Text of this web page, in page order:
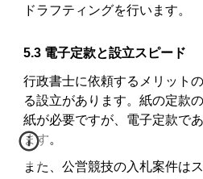
ドラフティングを行います。
5.3 電子定款と設立スピード
行政書士に依頼するメリット
る設立があります。紙の定款
紙が必要ですが、電子定款で
ます。
また、公営競技の入札案件は